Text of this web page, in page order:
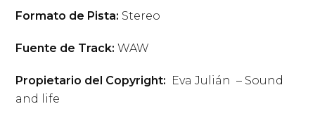
Formato de Pista: Stereo
Fuente de Track: WAW
Propietario del Copyright: Eva Julián – Sound
and life